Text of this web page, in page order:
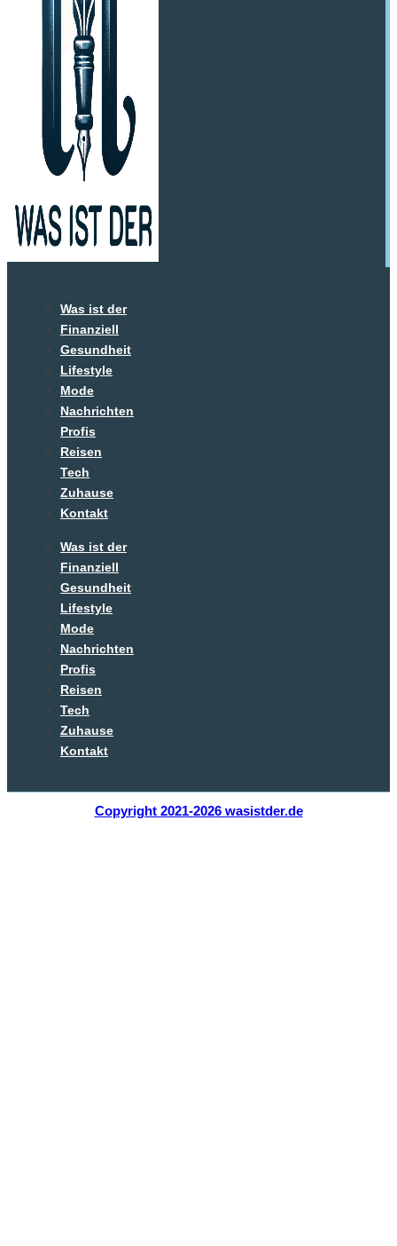
Was ist der
Finanziell
Gesundheit
Lifestyle
Mode
Nachrichten
Profis
Reisen
Tech
Zuhause
Kontakt
Was ist der
Finanziell
Gesundheit
Lifestyle
Mode
Nachrichten
Profis
Reisen
Tech
Zuhause
Kontakt
Copyright 2021-2026 wasistder.de